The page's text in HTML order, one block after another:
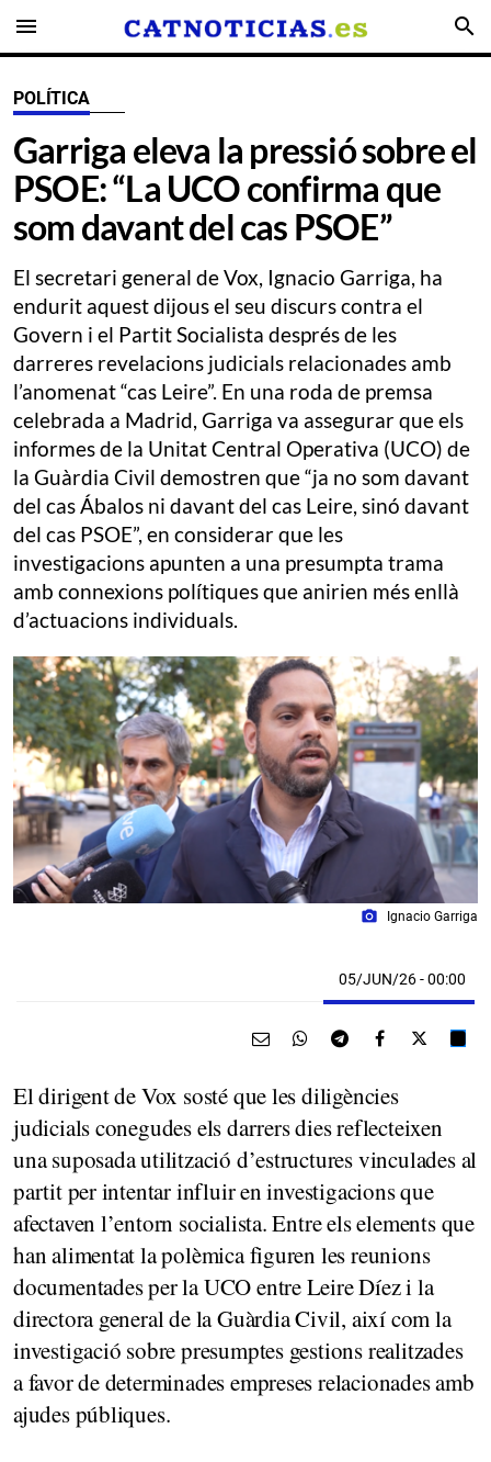
menu search
POLÍTICA
Garriga eleva la pressió sobre el
PSOE: “La UCO confirma que
som davant del cas PSOE”
El secretari general de Vox, Ignacio Garriga, ha
endurit aquest dijous el seu discurs contra el
Govern i el Partit Socialista després de les
darreres revelacions judicials relacionades amb
l’anomenat “cas Leire”. En una roda de premsa
celebrada a Madrid, Garriga va assegurar que els
informes de la Unitat Central Operativa (UCO) de
la Guàrdia Civil demostren que “ja no som davant
del cas Ábalos ni davant del cas Leire, sinó davant
del cas PSOE”, en considerar que les
investigacions apunten a una presumpta trama
amb connexions polítiques que anirien més enllà
d’actuacions individuals.
photo_camera Ignacio Garriga
05/JUN/26- 00:00
El dirigent de Vox sosté que les diligències
judicials conegudes els darrers dies reflecteixen
una suposada utilització d’estructures vinculades al
partit per intentar influir en investigacions que
afectaven l’entorn socialista. Entre els elements que
han alimentat la polèmica figuren les reunions
documentades per la UCO entre Leire Díez i la
directora general de la Guàrdia Civil, així com la
investigació sobre presumptes gestions realitzades
a favor de determinades empreses relacionades amb
ajudes públiques.